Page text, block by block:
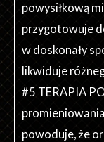
powysiłkową
przygotowuje
w doskonały
likwiduje
#5 TERAPIA
powoduje, że